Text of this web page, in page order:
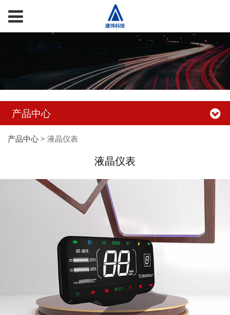
产品中心
产品中心 >液晶仪表
液晶仪表